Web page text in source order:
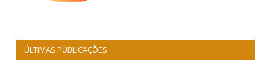
ÚLTIMAS PUBLICAÇÕES